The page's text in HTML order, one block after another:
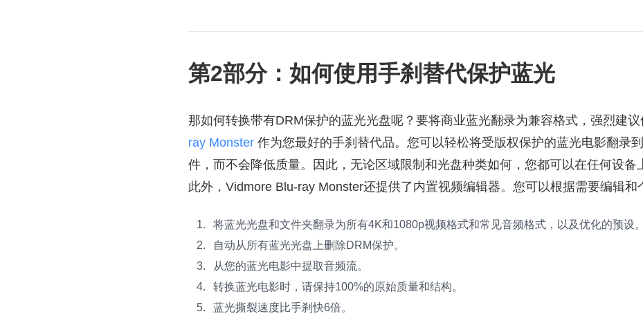
第2部分：如何使用手刹替代保护蓝光
那如何转换带有DRM保护的蓝光光盘呢？要将商业蓝光翻录为兼容格式，强烈建议
ray Monster 作为您最好的手刹替代品。您可以轻松将受版权保护的蓝光电影翻录
件，而不会降低质量。因此，无论区域限制和光盘种类如何，您都可以在任何设备
此外，Vidmore Blu-ray Monster还提供了内置视频编辑器。您可以根据需要编辑和
将蓝光光盘和文件夹翻录为所有4K和1080p视频格式和常见音频格式，以及优化的预设。
自动从所有蓝光光盘上删除DRM保护。
从您的蓝光电影中提取音频流。
转换蓝光电影时，请保持100%的原始质量和结构。
蓝光撕裂速度比手刹快6倍。